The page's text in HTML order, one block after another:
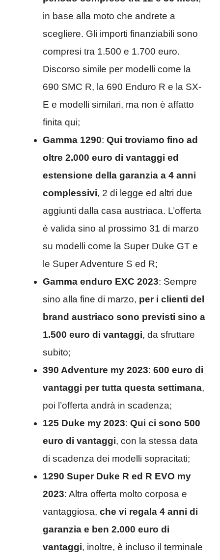
in base alla moto che andrete a
scegliere. Gli importi finanziabili sono
compresi tra 1.500 e 1.700 euro.
Discorso simile per modelli come la
690 SMC R, la 690 Enduro R e la SX-
E e modelli similari, ma non è affatto
finita qui;
Gamma 1290: Qui troviamo fino ad
oltre 2.000 euro di vantaggi ed
estensione della garanzia a 4 anni
complessivi, 2 di legge ed altri due
aggiunti dalla casa austriaca. L’offerta
è valida sino al prossimo 31 di marzo
su modelli come la Super Duke GT e
le Super Adventure S ed R;
Gamma enduro EXC 2023: Sempre
sino alla fine di marzo, per i clienti del
brand austriaco sono previsti sino a
1.500 euro di vantaggi, da sfruttare
subito;
390 Adventure my 2023: 600 euro di
vantaggi per tutta questa settimana,
poi l’offerta andrà in scadenza;
125 Duke my 2023: Qui ci sono 500
euro di vantaggi, con la stessa data
di scadenza dei modelli sopracitati;
1290 Super Duke R ed R EVO my
2023: Altra offerta molto corposa e
vantaggiosa, che vi regala 4 anni di
garanzia e ben 2.000 euro di
vantaggi, inoltre, è incluso il terminale